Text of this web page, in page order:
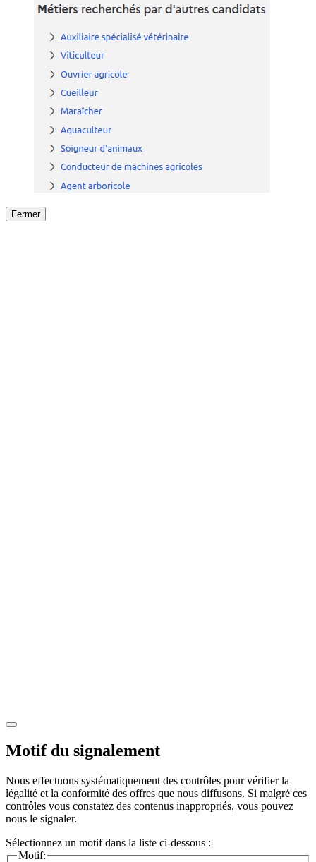
Fermer
Motif du signalement
Nous effectuons systématiquement des contrôles pour vérifier la
légalité et la conformité des offres que nous diffusons. Si malgré ces
contrôles vous constatez des contenus inappropriés, vous pouvez
nous le signaler.
Sélectionnez un motif dans la liste ci-dessous :
Motif: